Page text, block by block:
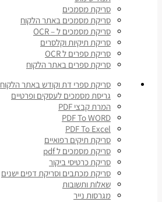
סריקת מסמכים
סריקת מסמכים באתר הלקוח
סריקת מסמכים ל – OCR
סריקת תיקיות וקלסרים
סריקת ספרים ל OCR
סריקת ספרים באתר הלקוח
סריקת ספרי דת וקודש באתר הלקוח
גריסת מסמכים לעסקים ופרטיים
המרת קבצי PDF
PDF To WORD
PDF To Excel
סריקת תיקים רפואיים
סריקת מסמכים ל pdf
סריקת כרטיסי ביקור
סריקת מכתבים וסריקת דפים ישנים
שאלות ותשובות
מגרסות נייר